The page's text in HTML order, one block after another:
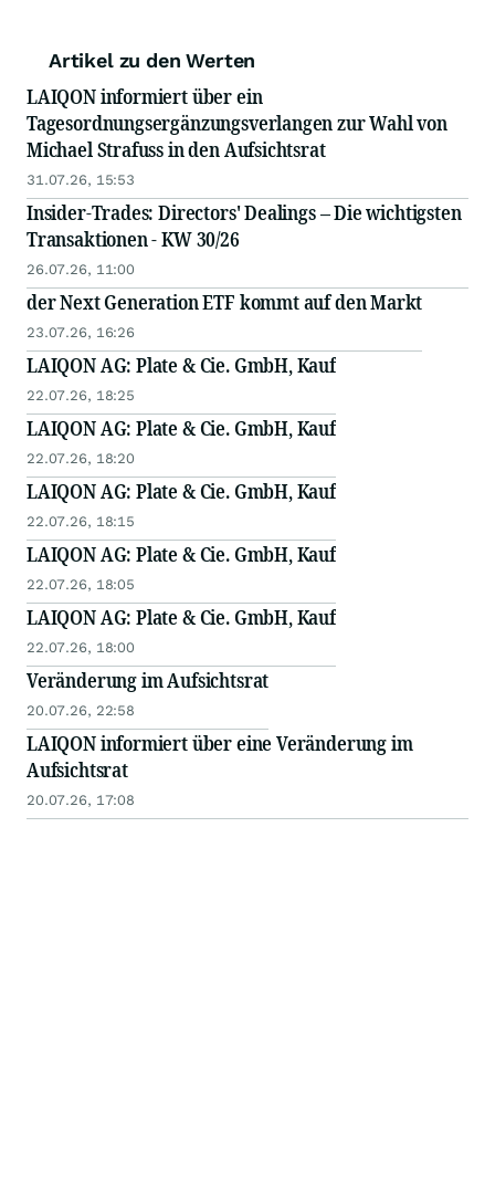
Artikel zu den Werten
LAIQON informiert über ein
Tagesordnungsergänzungsverlangen zur Wahl von
Michael Strafuss in den Aufsichtsrat
31.07.26, 15:53
Insider-Trades: Directors' Dealings – Die wichtigsten
Transaktionen - KW 30/26
26.07.26, 11:00
der Next Generation ETF kommt auf den Markt
23.07.26, 16:26
LAIQON AG: Plate & Cie. GmbH, Kauf
22.07.26, 18:25
LAIQON AG: Plate & Cie. GmbH, Kauf
22.07.26, 18:20
LAIQON AG: Plate & Cie. GmbH, Kauf
22.07.26, 18:15
LAIQON AG: Plate & Cie. GmbH, Kauf
22.07.26, 18:05
LAIQON AG: Plate & Cie. GmbH, Kauf
22.07.26, 18:00
Veränderung im Aufsichtsrat
20.07.26, 22:58
LAIQON informiert über eine Veränderung im
Aufsichtsrat
20.07.26, 17:08